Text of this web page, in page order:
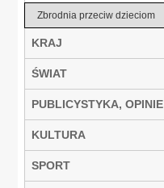
Zbrodnia przeciw dzieciom
KRAJ
ŚWIAT
PUBLICYSTYKA, OPINIE
KULTURA
SPORT